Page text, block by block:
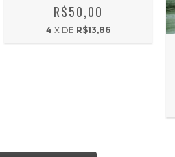
R$50,00
4 X DE R$13,86